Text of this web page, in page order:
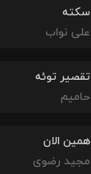
سکته
علی نواب
تقصیر توئه
حامیم
همین الان
مجید رضوی